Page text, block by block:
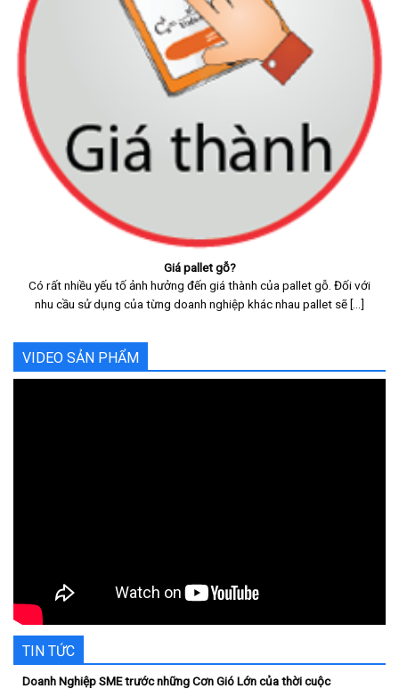
Giá pallet gỗ?
Có rất nhiều yếu tố ảnh hưởng đến giá thành của pallet gỗ. Đối với
nhu cầu sử dụng của từng doanh nghiệp khác nhau pallet sẽ [...]
VIDEO SẢN PHẨM
TIN TỨC
Doanh Nghiệp SME trước những Cơn Gió Lớn của thời cuộc